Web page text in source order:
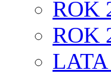
ROK
ROK
LATA